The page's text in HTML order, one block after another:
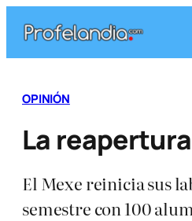
contenido
OPINIÓN
La
El Mexe reinicia sus
semestre con 100